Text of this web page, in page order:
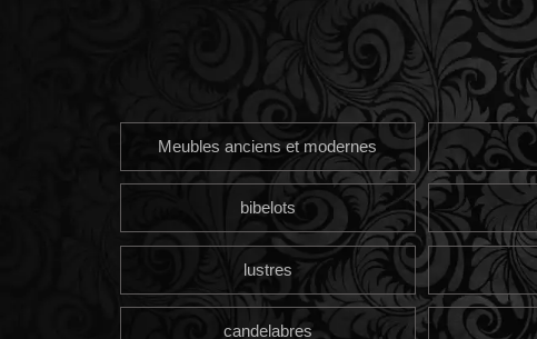
Meubles anciens et modernes
bibelots
lustres
candelabres